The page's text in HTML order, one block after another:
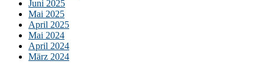
Juni 2025
Mai 2025
April 2025
Mai 2024
April 2024
März 2024